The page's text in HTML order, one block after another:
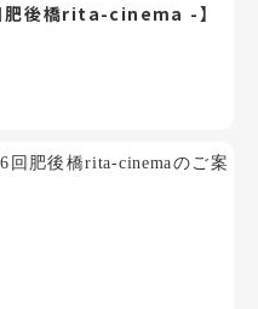
肥後橋rita-cinema -】